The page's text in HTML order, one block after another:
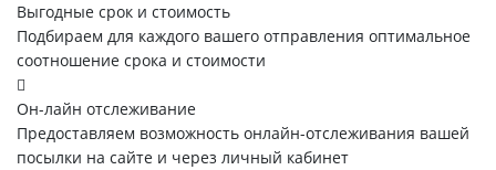
Выгодные срок и стоимость
Подбираем для каждого вашего отправления оптимальное
соотношение срока и стоимости
Он-лайн отслеживание
Предоставляем возможность онлайн-отслеживания вашей
посылки на сайте и через личный кабинет